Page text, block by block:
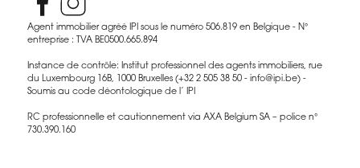
Agent immobilier agréé IPI sous le numéro 506.819 en Belgique - N°
entreprise : TVA BE0500.665.894
Instance de contrôle: Institut professionnel des agents immobiliers, rue
du Luxembourg 16B, 1000 Bruxelles (+32 2 505 38 50 - info@ipi.be) -
Soumis au code déontologique de l’ IPI
RC professionnelle et cautionnement via AXA Belgium SA – police n°
730.390.160